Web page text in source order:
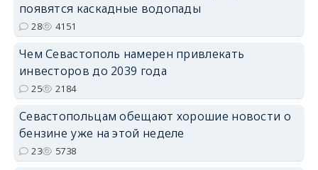
появятся каскадные водопады
28 4151
Чем Севастополь намерен привлекать
инвесторов до 2039 года
25 2184
Севастопольцам обещают хорошие новости о
бензине уже на этой неделе
23 5738